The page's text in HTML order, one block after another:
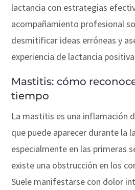
lactancia con estrategias
acompañamiento profesional
desmitificar ideas erróneas y
experiencia de lactancia
Mastitis: cómo
tiempo
La mastitis es una inflamación
que puede aparecer durante la
especialmente en las primeras
existe una obstrucción en los
Suele manifestarse con dolor